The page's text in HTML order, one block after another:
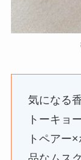
気になる
トーキョ
トペアー